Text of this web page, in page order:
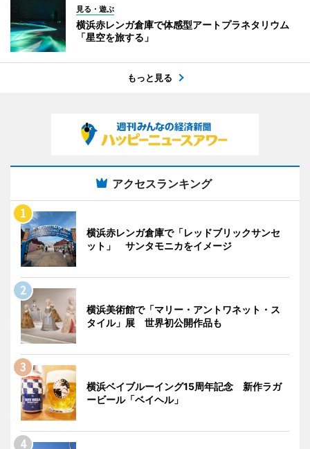
見る・遊ぶ
横浜赤レンガ倉庫で体感型アートプラネタリウム
「星空を旅する」
もっと見る
アクセスランキング
横浜赤レンガ倉庫で「レッドブリックサンセ
ット」 サンタモニカをイメージ
横浜美術館で「マリー・アントワネット・ス
タイル」展 世界初公開作品も
横浜ベイブルーイング15周年記念 新作ラガ
ービール「ベイヘル」